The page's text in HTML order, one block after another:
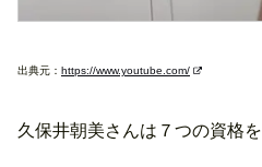
出典元： https://www.youtube.com/
久保井朝美さんは７つの資格を